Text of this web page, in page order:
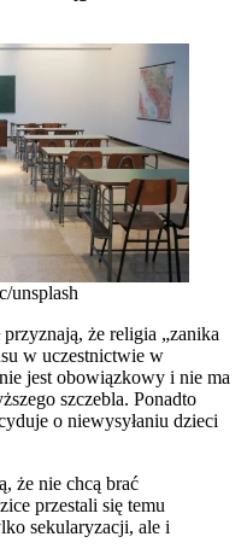
unsplash
że religia „zanika
w uczestnictwie w
jest obowiązkowy i nie ma
szczebla. Ponadto
o niewysyłaniu dzieci
że nie chcą brać
przestali się temu
sekularyzacji, ale i